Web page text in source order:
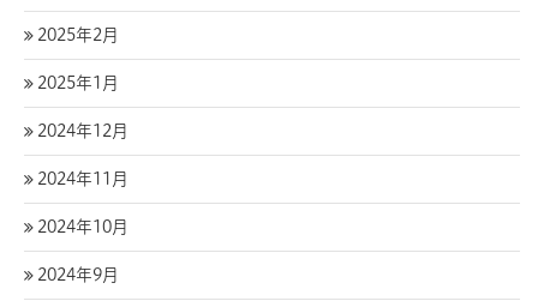
2025年2月
2025年1月
2024年12月
2024年11月
2024年10月
2024年9月